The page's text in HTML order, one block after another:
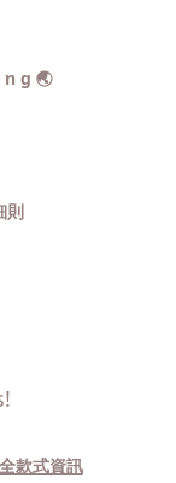
g 🌏
則
款式資訊